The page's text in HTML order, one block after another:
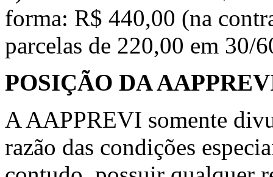
forma: R$ 440,00 (na
parcelas de 220,00 em 30/
POSIÇÃO DA
A AAPPREVI somente
razão das condições